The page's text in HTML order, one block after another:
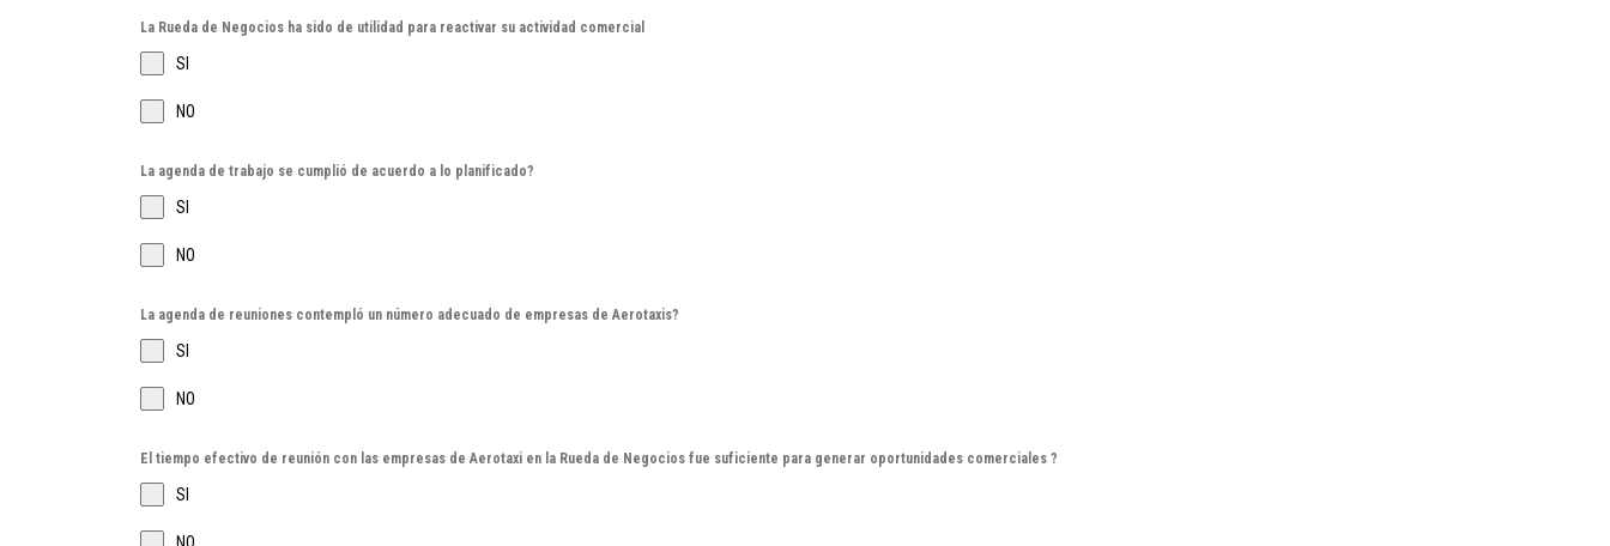
La Rueda de Negocios ha sido de utilidad para reactivar su actividad comercial
SI
NO
La agenda de trabajo se cumplió de acuerdo a lo planificado?
SI
NO
La agenda de reuniones contempló un número adecuado de empresas de Aerotaxis?
SI
NO
El tiempo efectivo de reunión con las empresas de Aerotaxi en la Rueda de Negocios fue suficiente para generar oportunidades comerciales ?
SI